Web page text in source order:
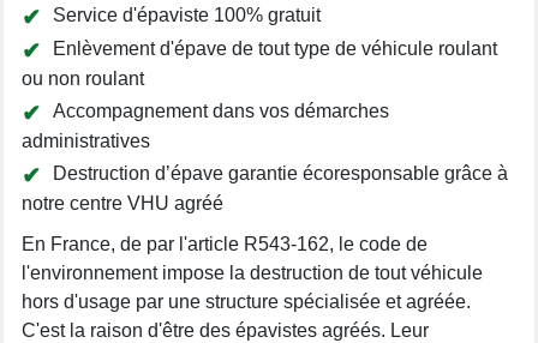
Service d'épaviste 100% gratuit
Enlèvement d'épave de tout type de véhicule roulant
ou non roulant
Accompagnement dans vos démarches
administratives
Destruction d’épave garantie écoresponsable grâce à
notre centre VHU agréé
En France, de par l'article R543-162, le code de
l'environnement impose la destruction de tout véhicule
hors d'usage par une structure spécialisée et agréée.
C'est la raison d'être des épavistes agréés. Leur